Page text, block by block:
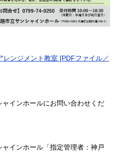
レンジメント教室 [PDFファイル／
インホールにお問い合わせくだ
ャインホール「指定管理者：神戸